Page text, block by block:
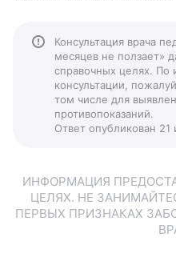
Консультация врача
месяцев не ползает»
справочных целях. По
консультации,
том числе для
противопоказаний.
Ответ опубликован 21
ИНФОРМАЦИЯ
ЦЕЛЯХ. НЕ
ПЕРВЫХ ПРИЗНАКАХ